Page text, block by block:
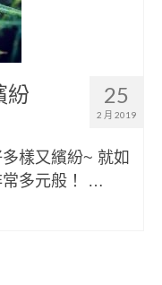
25
2 月 2019
紛
樣又繽紛~ 就如
常多元般！ …